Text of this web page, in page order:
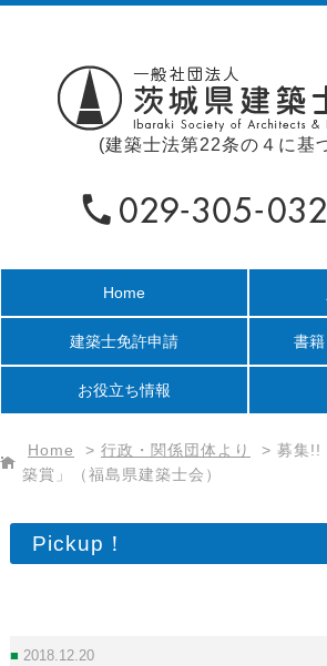
(建築士法第22条の４に基
Home
建築士免許申請 書
お役立ち情報
Home > 行政・関係団体より > 募集!!
築賞」（福島県建築士会）
Pickup！
2018.12.20